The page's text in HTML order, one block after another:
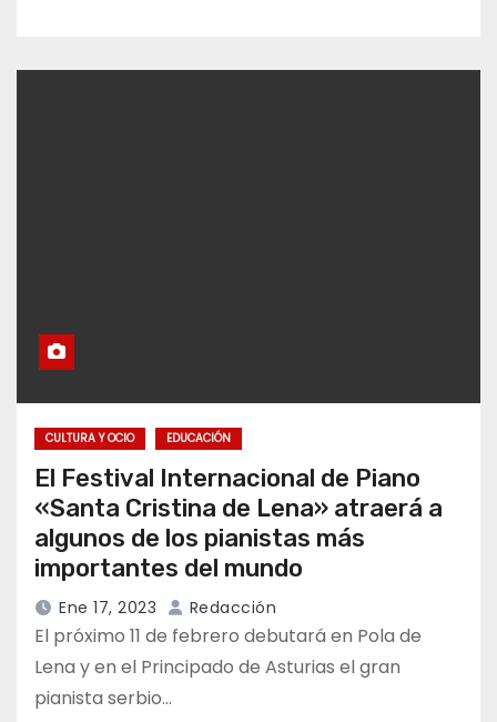
CULTURA Y OCIO EDUCACIÓN
El Festival Internacional de Piano
«Santa Cristina de Lena» atraerá a
algunos de los pianistas más
importantes del mundo
Ene 17, 2023 Redacción
El próximo 11 de febrero debutará en Pola de
Lena y en el Principado de Asturias el gran
pianista serbio…